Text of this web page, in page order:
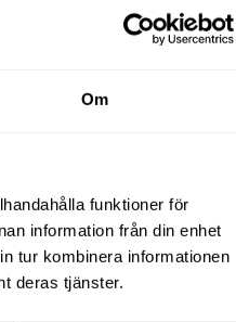
Om
funktioner för
information från din enhet
tur kombinera informationen
deras tjänster.